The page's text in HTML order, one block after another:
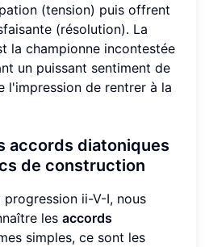
(tension) puis offrent
(résolution). La
la championne incontestée
un puissant sentiment de
l'impression de rentrer à la
accords diatoniques
de construction
ii-V-I, nous
les accords
simples, ce sont les